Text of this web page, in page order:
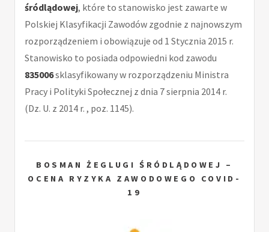
śródlądowej, które to stanowisko jest zawarte w
Polskiej Klasyfikacji Zawodów zgodnie z najnowszym
rozporządzeniem i obowiązuje od 1 Stycznia 2015 r.
Stanowisko to posiada odpowiedni kod zawodu
835006sklasyfikowany w rozporządzeniu Ministra
Pracy i Polityki Społecznej z dnia 7 sierpnia 2014 r.
(Dz. U. z 2014 r. , poz. 1145).
BOSMAN ŻEGLUGI ŚRÓDLĄDOWEJ –
OCENA RYZYKA ZAWODOWEGO COVID-
19